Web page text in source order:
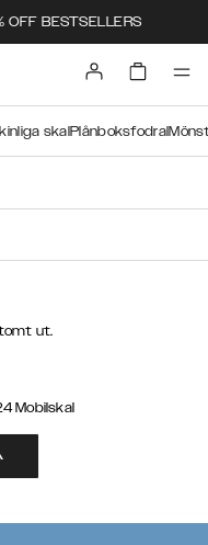
OFF BESTSELLERS
skal Plånboksfodral
tomt ut.
Mobilskal